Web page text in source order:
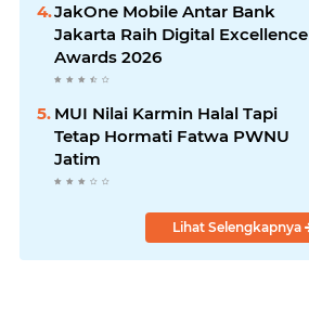
JakOne Mobile Antar Bank
Jakarta Raih Digital Excellence
Awards 2026
MUI Nilai Karmin Halal Tapi
Tetap Hormati Fatwa PWNU
Jatim
Lihat Selengkapnya